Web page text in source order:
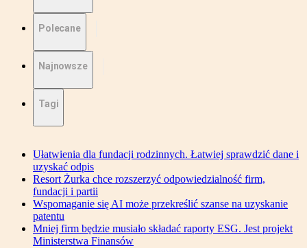
Polecane
Najnowsze
Tagi
Ułatwienia dla fundacji rodzinnych. Łatwiej sprawdzić dane i
uzyskać odpis
Resort Żurka chce rozszerzyć odpowiedzialność firm,
fundacji i partii
Wspomaganie się AI może przekreślić szanse na uzyskanie
patentu
Mniej firm będzie musiało składać raporty ESG. Jest projekt
Ministerstwa Finansów